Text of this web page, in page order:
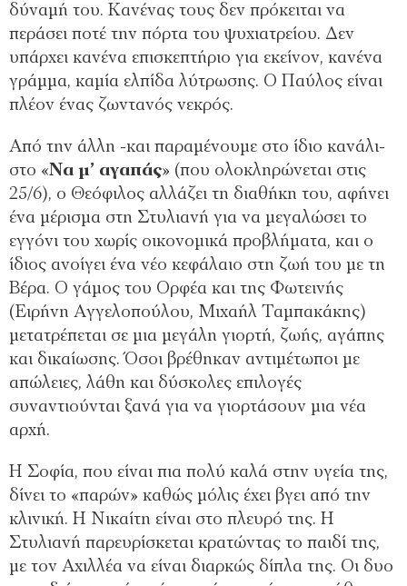
δύναμή του. Κανένας τους δεν πρόκειται να
περάσει ποτέ την πόρτα του ψυχιατρείου. Δεν
υπάρχει κανένα επισκεπτήριο για εκείνον, κανένα
γράμμα, καμία ελπίδα λύτρωσης. Ο Παύλος είναι
πλέον ένας ζωντανός νεκρός.
Από την άλλη -και παραμένουμε στο ίδιο κανάλι-
στο «Να μ’ αγαπάς» (που ολοκληρώνεται στις
25/6), ο Θεόφιλος αλλάζει τη διαθήκη του, αφήνει
ένα μέρισμα στη Στυλιανή για να μεγαλώσει το
εγγόνι του χωρίς οικονομικά προβλήματα, και ο
ίδιος ανοίγει ένα νέο κεφάλαιο στη ζωή του με τη
Βέρα. Ο γάμος του Ορφέα και της Φωτεινής
(Ειρήνη Αγγελοπούλου, Μιχαήλ Ταμπακάκης)
μετατρέπεται σε μια μεγάλη γιορτή, ζωής, αγάπης
και δικαίωσης. Όσοι βρέθηκαν αντιμέτωποι με
απώλειες, λάθη και δύσκολες επιλογές
συναντιούνται ξανά για να γιορτάσουν μια νέα
αρχή.
Η Σοφία, που είναι πια πολύ καλά στην υγεία της,
δίνει το «παρών» καθώς μόλις έχει βγει από την
κλινική. Η Νικαίτη είναι στο πλευρό της. Η
Στυλιανή παρευρίσκεται κρατώντας το παιδί της,
με τον Αχιλλέα να είναι διαρκώς δίπλα της. Οι δυο